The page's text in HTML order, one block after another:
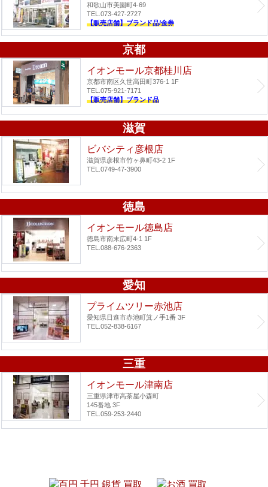
和歌山市美園町4-69
TEL.073-427-2727
【販売店舗】ブランド品/金券
京都
イオンモール京都桂川店
京都市南区久世高田町376-1 1F
TEL.075-921-7171
【販売店舗】ブランド品
滋賀
ビバシティ彦根店
滋賀県彦根市竹ヶ鼻町43-2 1F
TEL.0749-47-3900
徳島
イオンモール徳島店
徳島市南末広町4-1 1F
TEL.088-676-2363
愛知
プライムツリー赤池店
愛知県日進市赤池町箕ノ手1番 3F
TEL.052-838-6167
三重
イオンモール津南店
三重県津市高茶屋小森町
145番地 3F
TEL.059-253-2440